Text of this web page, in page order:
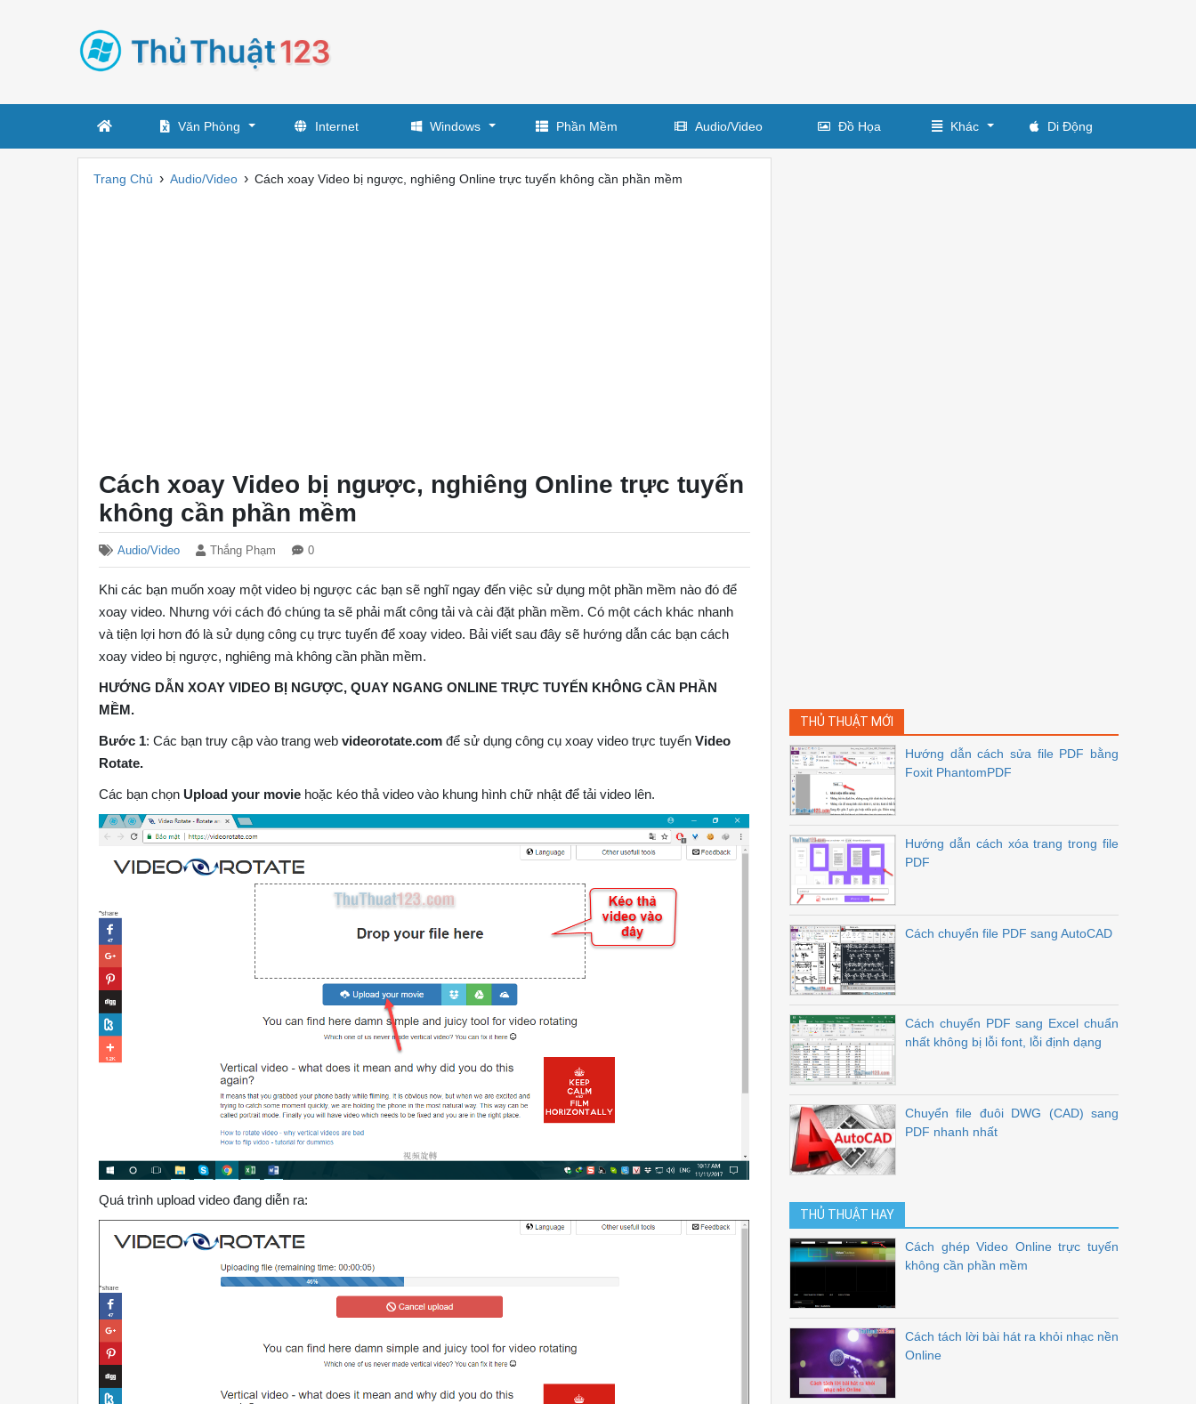
Văn Phòng Internet Windows Phần Mềm Audio/Video Đồ Họa Khác Di Động
Trang Chủ › Audio/Video › Cách xoay Video bị ngược, nghiêng Online trực tuyến không cần phần mềm
Cách xoay Video bị ngược, nghiêng Online trực tuyến
không cần phần mềm
Audio/Video Thắng Phạm 0
Khi các bạn muốn xoay một video bị ngược các bạn sẽ nghĩ ngay đến việc sử dụng một phần mềm nào đó để
xoay video. Nhưng với cách đó chúng ta sẽ phải mất công tải và cài đặt phần mềm. Có một cách khác nhanh
và tiện lợi hơn đó là sử dụng công cụ trực tuyến để xoay video. Bải viết sau đây sẽ hướng dẫn các bạn cách
xoay video bị ngược, nghiêng mà không cần phần mềm.
HƯỚNG DẪN XOAY VIDEO BỊ NGƯỢC, QUAY NGANG ONLINE TRỰC TUYẾN KHÔNG CẦN PHẦN
MỀM.
Bước 1: Các bạn truy cập vào trang webvideorotate.com để sử dụng công cụ xoay video trực tuyếnVideo
Rotate.
Các bạn chọn Upload your movie hoặc kéo thả video vào khung hình chữ nhật để tải video lên.
Quá trình upload video đang diễn ra:
THỦ THUẬT MỚI
Hướng dẫn cách sửa file PDF bằng
Foxit PhantomPDF
Hướng dẫn cách xóa trang trong file
PDF
Cách chuyển file PDF sang AutoCAD
Cách chuyển PDF sang Excel chuẩn
nhất không bị lỗi font, lỗi định dạng
Chuyển file đuôi DWG (CAD) sang
PDF nhanh nhất
THỦ THUẬT HAY
Cách ghép Video Online trực tuyến
không cần phần mềm
Cách tách lời bài hát ra khỏi nhạc nền
Online